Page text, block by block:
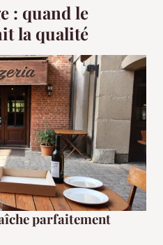
: quand le
la qualité
parfaitement